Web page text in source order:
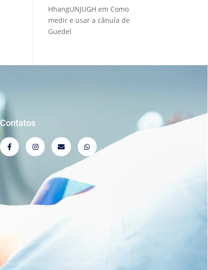
HhangUNJUGH em Como
medir e usar a cânula de
Guedel
Contatos
Desenvolvido por Aqui o pai resolve